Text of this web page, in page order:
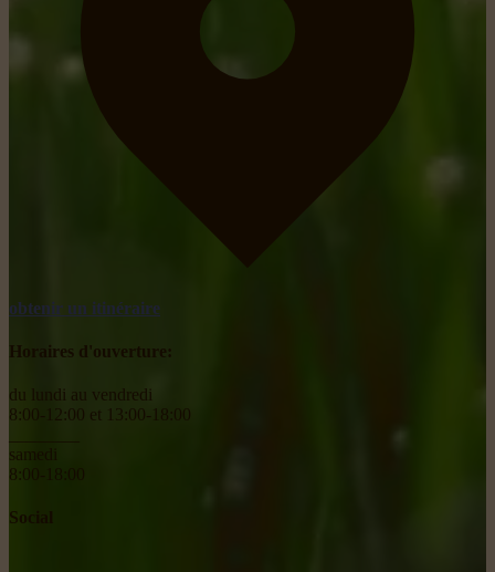
obtenir un itinéraire
Horaires d'ouverture:
du lundi au vendredi
8:00-12:00 et 13:00-18:00
samedi
8:00-18:00
Social